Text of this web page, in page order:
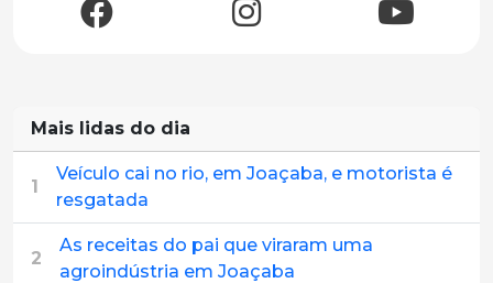
Mais lidas do dia
1
Veículo cai no rio, em Joaçaba, e motorista é
resgatada
2
As receitas do pai que viraram uma
agroindústria em Joaçaba